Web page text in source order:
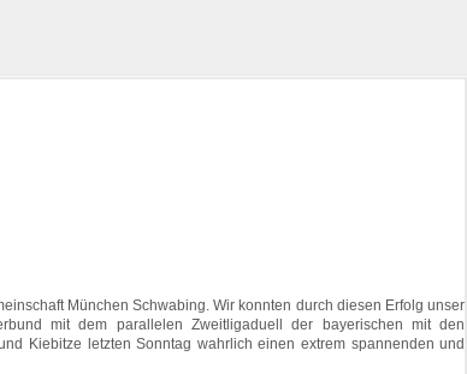
München Schwabing. Wir konnten durch diesen Erfolg unser
mit dem parallelen Zweitligaduell der bayerischen mit den
Kiebitze letzten Sonntag wahrlich einen extrem spannenden und